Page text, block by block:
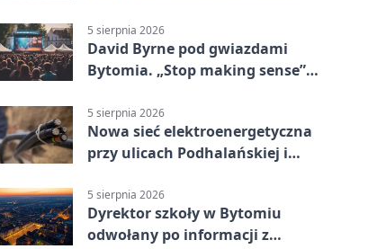
5 sierpnia 2026
David Byrne pod gwiazdami
Bytomia. „Stop making sense”
5 sierpnia 2026
Nowa sieć elektroenergetyczna
przy ulicach Podhalańskiej i
5 sierpnia 2026
Dyrektor szkoły w Bytomiu
odwołany po informacji z